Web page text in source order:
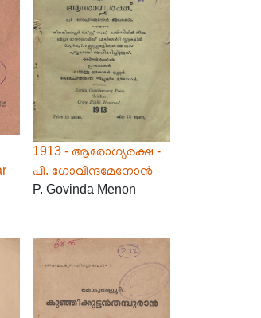
1913 - ആരോഗ്യരക്ഷ -
പി. ഗോവിന്ദമേനോൻ
P. Govinda Menon